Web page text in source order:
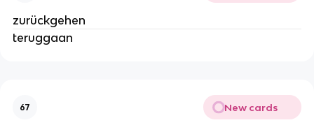
zurückgehen
teruggaan
67 New cards